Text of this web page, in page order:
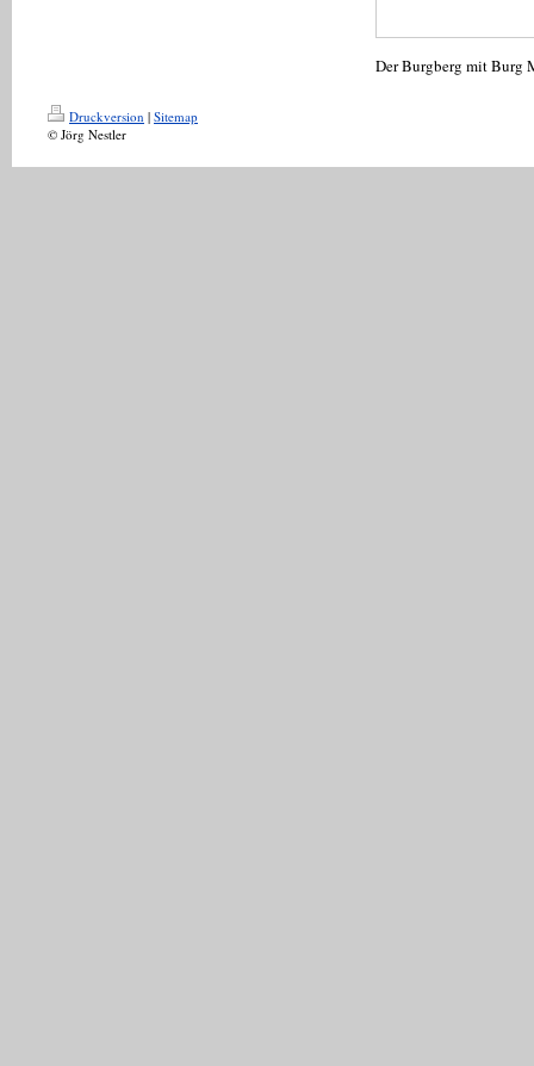
Der Burgberg mit Burg
Druckversion | Sitemap
© Jörg Nestler